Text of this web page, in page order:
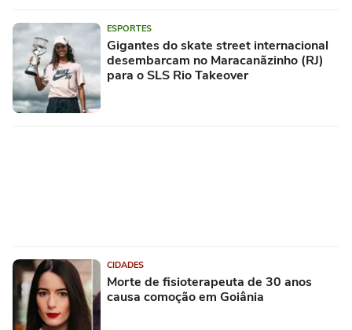
ESPORTES
Gigantes do skate street internacional
desembarcam no Maracanãzinho (RJ)
para o SLS Rio Takeover
CIDADES
Morte de fisioterapeuta de 30 anos
causa comoção em Goiânia